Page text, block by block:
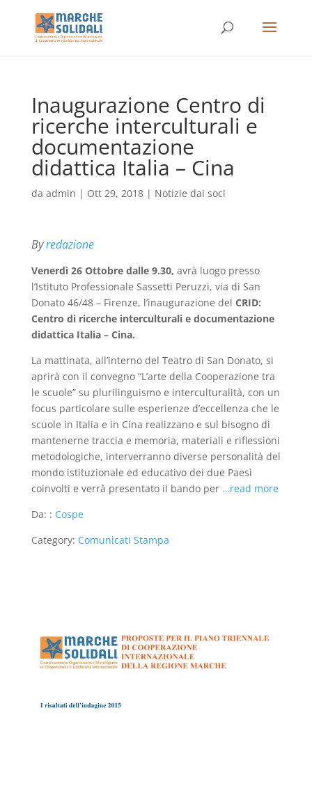
Inaugurazione Centro di
ricerche interculturali e
documentazione
didattica Italia – Cina
da admin | Ott 29, 2018| Notizie dai soci
Byredazione
Venerdì 26 Ottobre dalle 9.30, avrà luogo presso
l’Istituto Professionale Sassetti Peruzzi, via di San
Donato 46/48 – Firenze, l’inaugurazione del CRID:
Centro di ricerche interculturali e documentazione
didattica Italia – Cina.
La mattinata, all’interno del Teatro di San Donato, si
aprirà con il convegno “L’arte della Cooperazione tra
le scuole” su plurilinguismo e interculturalità, con un
focus particolare sulle esperienze d’eccellenza che le
scuole in Italia e in Cina realizzano e sul bisogno di
mantenerne traccia e memoria, materiali e riflessioni
metodologiche, interverranno diverse personalità del
mondo istituzionale ed educativo dei due Paesi
coinvolti e verrà presentato il bando per …read more
Da: : Cospe
Category: Comunicati Stampa